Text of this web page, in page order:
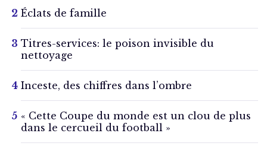
Éclats de famille
Titres-services: le poison invisible du
nettoyage
Inceste, des chiffres dans l’ombre
« Cette Coupe du monde est un clou de plus
dans le cercueil du football »